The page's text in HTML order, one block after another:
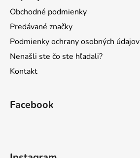
Obchodné podmienky
Predávané značky
Podmienky ochrany osobných údajov
Nenašli ste čo ste hľadali?
Kontakt
Facebook